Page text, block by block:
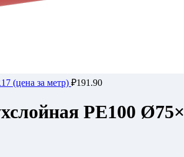
(цена за метр) ₽191.90
РЕ100